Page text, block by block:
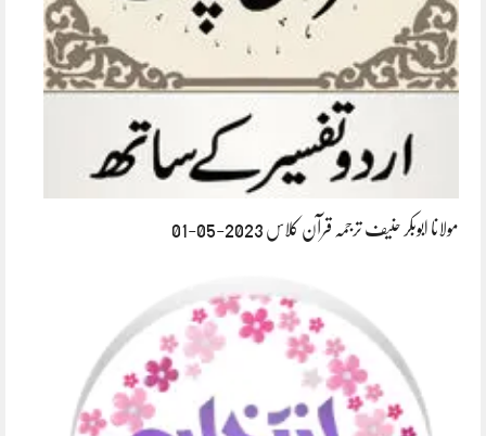
مولانا ابوبکر حنیف ترجمہ قرآن کلاس 2023-05-01